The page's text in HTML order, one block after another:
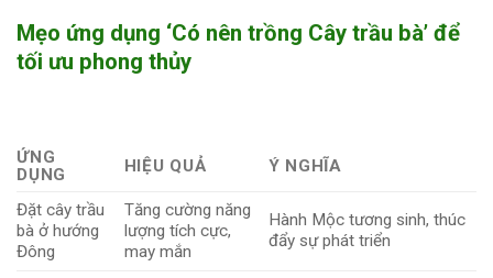
Mẹo ứng dụng ‘Có nên trồng Cây trầu bà’ để
tối ưu phong thủy
ỨNG
DỤNG
HIỆU QUẢ Ý NGHĨA
Đặt cây trầu
bà ở hướng
Đông
Tăng cường năng
lượng tích cực,
may mắn
Hành Mộc tương sinh, thúc
đẩy sự phát triển